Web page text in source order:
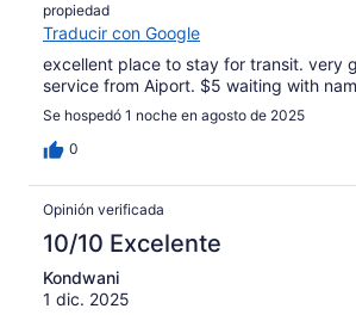
propiedad
Traducir con Google
excellent place to stay for transit. very
service from Aiport. $5 waiting with
Se hospedó 1 noche en agosto de 2025
0
Opinión verificada
10/10 Excelente
Kondwani
1 dic. 2025